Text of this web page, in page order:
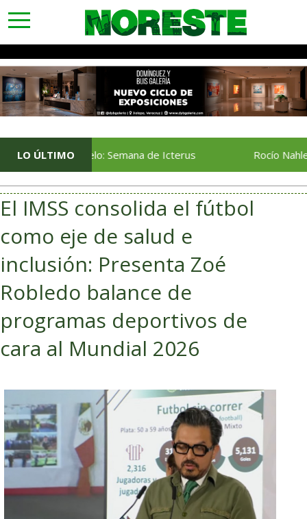
toggle
navigation
LO ÚLTIMO
En Vuelo: Semana de Icterus Rocío Nahle da el
El IMSS consolida el fútbol
como eje de salud e
inclusión: Presenta Zoé
Robledo balance de
programas deportivos de
cara al Mundial 2026